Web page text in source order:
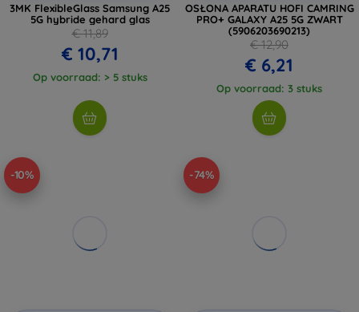
3MK FlexibleGlass Samsung A25
5G hybride gehard glas
€ 11,89
€ 10,71
Op voorraad: > 5 stuks
OSŁONA APARATU HOFI CAMRING
PRO+ GALAXY A25 5G ZWART
(5906203690213)
€ 12,90
€ 6,21
Op voorraad: 3 stuks
-10% -74%